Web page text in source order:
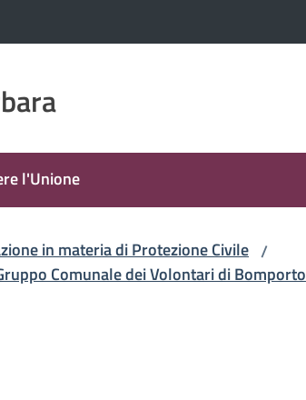
l'Unione
in materia di Protezione Civile /
Comunale dei Volontari di Bomporto